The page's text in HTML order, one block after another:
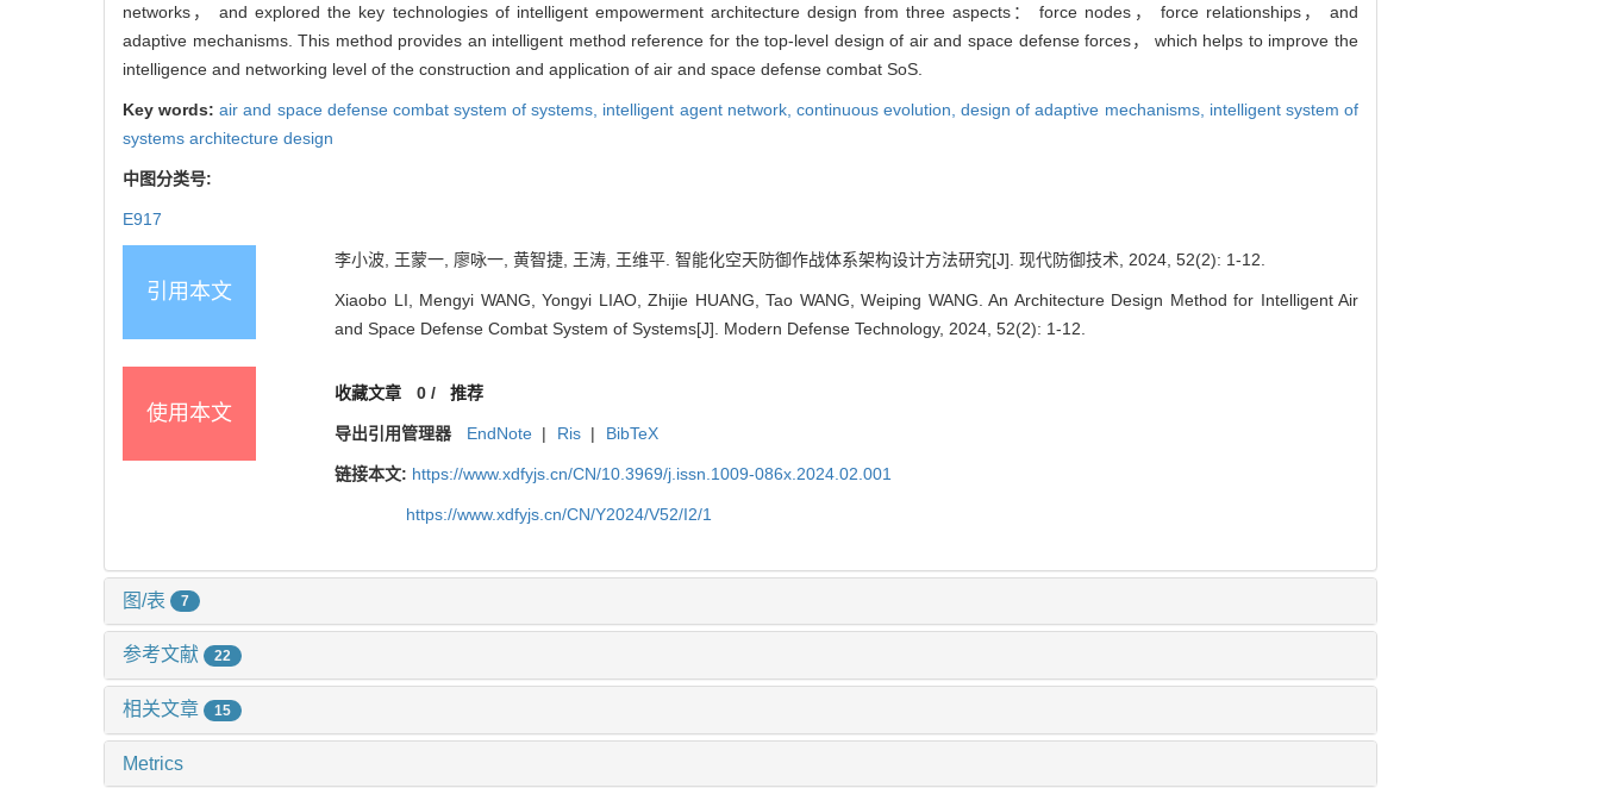
networks， and explored the key technologies of intelligent empowerment architecture design from three aspects： force nodes， force relationships， and
adaptive mechanisms. This method provides an intelligent method reference for the top-level design of air and space defense forces， which helps to improve the
intelligence and networking level of the construction and application of air and space defense combat SoS.
Key words:air and space defense combat system of systems, intelligent agent network, continuous evolution,design of adaptive mechanisms, intelligent system of
systems architecture design
中图分类号:
E917
引用本文
李小波, 王蒙一, 廖咏一, 黄智捷, 王涛, 王维平. 智能化空天防御作战体系架构设计方法研究[J]. 现代防御技术, 2024, 52(2): 1-12.
Xiaobo LI, Mengyi WANG, Yongyi LIAO, Zhijie HUANG, Tao WANG, Weiping WANG. An Architecture Design Method for Intelligent Air
and Space Defense Combat System of Systems[J]. Modern Defense Technology, 2024, 52(2): 1-12.
使用本文
收藏文章 0/ 推荐
导出引用管理器 EndNote | Ris | BibTeX
链接本文: https://www.xdfyjs.cn/CN/10.3969/j.issn.1009-086x.2024.02.001
https://www.xdfyjs.cn/CN/Y2024/V52/I2/1
图/表 7
参考文献 22
相关文章 15
Metrics